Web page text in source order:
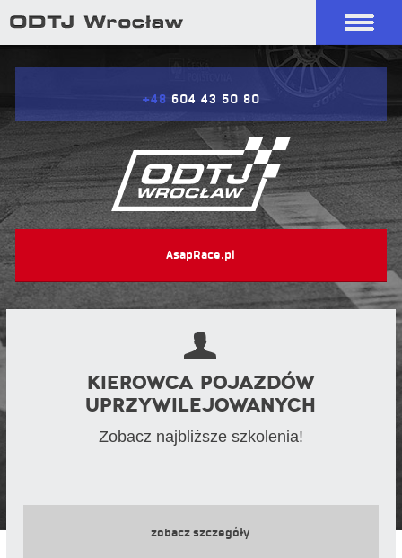
+48 604 43 50 80
AsapRace.pl
Kierowca pojazdów
uprzywilejowanych
Zobacz najbliższe szkolenia!
zobacz szczegóły